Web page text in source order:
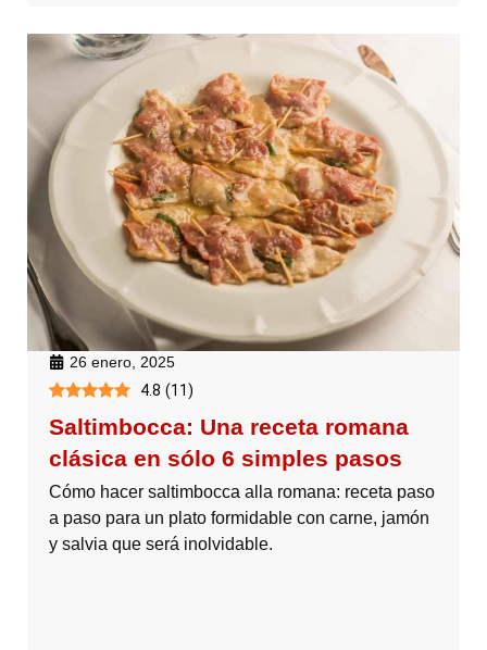
26 enero, 2025
4.8 (11)
Saltimbocca: Una receta romana
clásica en sólo 6 simples pasos
Cómo hacer saltimbocca alla romana: receta paso
a paso para un plato formidable con carne, jamón
y salvia que será inolvidable.